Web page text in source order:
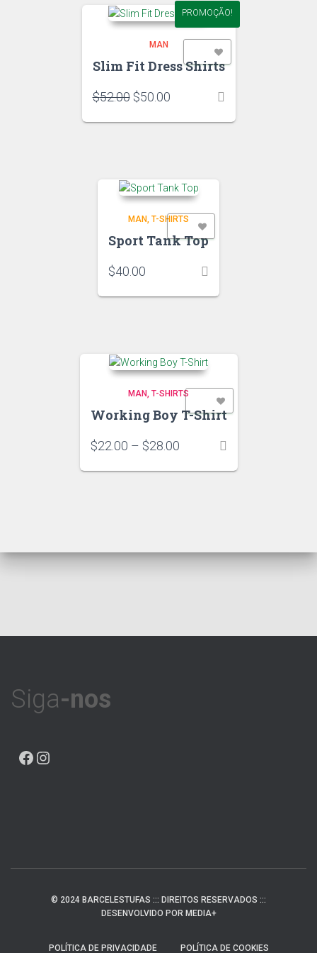
PROMOÇÃO!
MAN
Slim Fit Dress Shirts
$52.00 O
original
$50.00O
atual
MAN T-SHIRTS
Sport Tank Top
$40.00
MAN T-SHIRTS
Working Boy T-Shirt
$22.00 – $28.00Price
$22.00
Siga-nos
FACEBOOK
© 2024 BARCELESTUFAS ::: DIREITOS RESERVADOS :::
DESENVOLVIDO POR MEDIA+
POLÍTICA DE PRIVACIDADE POLÍTICA DE COOKIES